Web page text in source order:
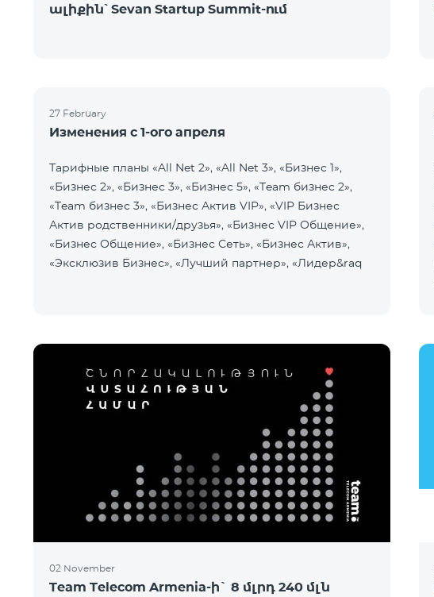
ալիքին՝ Sevan Startup Summit-ում
27 February
Изменения с 1-ого апреля
Тарифные планы «All Net 2», «All Net 3», «Бизнес 1»,
«Бизнес 2», «Бизнес 3», «Бизнес 5», «Team бизнес 2»,
«Team бизнес 3», «Бизнес Актив VIP», «VIP Бизнес
Актив родственники/друзья», «Бизнес VIP Общение»,
«Бизнес Общение», «Бизнес Сеть», «Бизнес Актив»,
«Эксклюзив Бизнес», «Лучший партнер», «Лидер&raq
02 November
Team Telecom Armenia-ի` 8 մլրդ 240 մլն